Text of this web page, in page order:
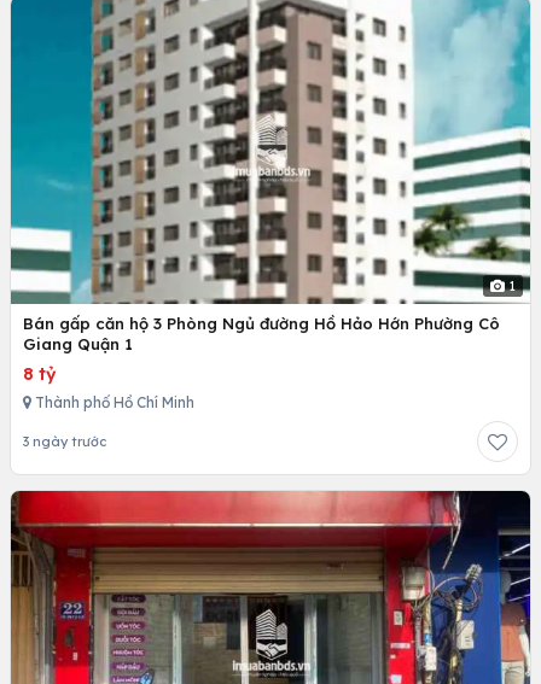
1
Bán gấp căn hộ 3 Phòng Ngủ đường Hồ Hảo Hớn Phường Cô
Giang Quận 1
8 tỷ
Thành phố Hồ Chí Minh
3 ngày trước